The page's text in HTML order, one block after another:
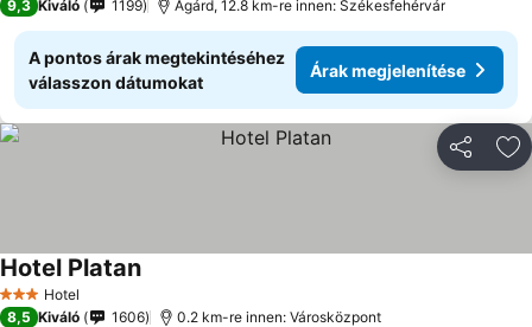
9,3 Kiváló 1199 Agárd, 12.8 km-re innen: Székesfehérvár
A pontos árak megtekintéséhez
válasszon dátumokat
Árak megjelenítése
3 Kategória
Hotel
Hotel Platan
8,5 Kiváló 1606 0.2 km-re innen: Városközpont